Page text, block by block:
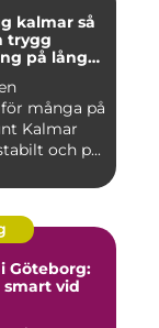
så
trygg
på lång
många på
Kalmar
och p...
Göteborg:
smart vid